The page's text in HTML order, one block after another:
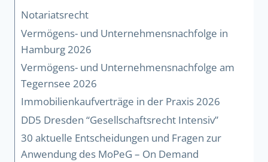
Notariatsrecht
Vermögens- und Unternehmensnachfolge in
Hamburg 2026
Vermögens- und Unternehmensnachfolge am
Tegernsee 2026
Immobilienkaufverträge in der Praxis 2026
DD5 Dresden “Gesellschaftsrecht Intensiv”
30 aktuelle Entscheidungen und Fragen zur
Anwendung des MoPeG – On Demand